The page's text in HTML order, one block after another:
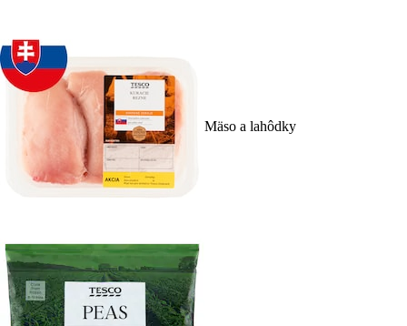
Mäso a lahôdky